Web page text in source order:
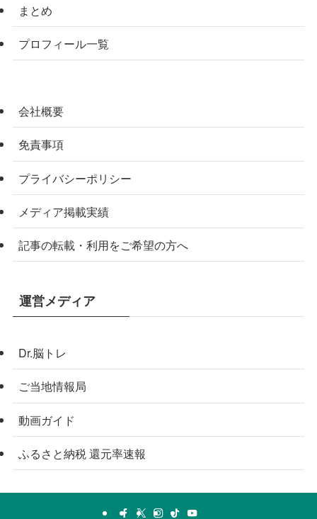
まとめ
プロフィール一覧
会社概要
免責事項
プライバシーポリシー
メディア掲載実績
記事の転載・利用をご希望の方へ
運営メディア
Dr.脳トレ
ご当地情報局
動画ガイド
ふるさと納税 還元率速報